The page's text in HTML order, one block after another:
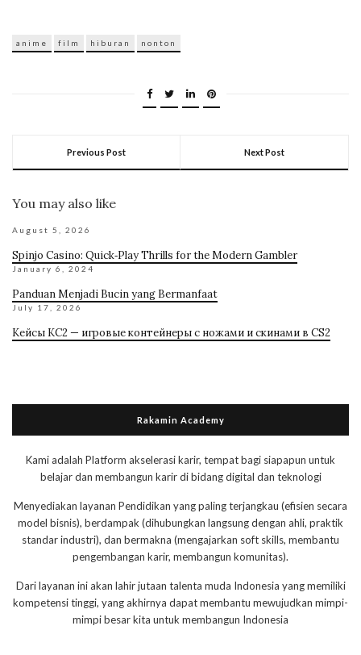
anime film hiburan nonton
Previous Post Next Post
You may also like
August 5, 2026
Spinjo Casino: Quick‑Play Thrills for the Modern Gambler
January 6, 2024
Panduan Menjadi Bucin yang Bermanfaat
July 17, 2026
Кейсы КС2 — игровые контейнеры с ножами и скинами в CS2
Rakamin Academy
Kami adalah Platform akselerasi karir, tempat bagi siapapun untuk
belajar dan membangun karir di bidang digital dan teknologi
Menyediakan layanan Pendidikan yang paling terjangkau (efisien secara
model bisnis), berdampak (dihubungkan langsung dengan ahli, praktik
standar industri), dan bermakna (mengajarkan soft skills, membantu
pengembangan karir, membangun komunitas).
Dari layanan ini akan lahir jutaan talenta muda Indonesia yang memiliki
kompetensi tinggi, yang akhirnya dapat membantu mewujudkan mimpi-
mimpi besar kita untuk membangun Indonesia